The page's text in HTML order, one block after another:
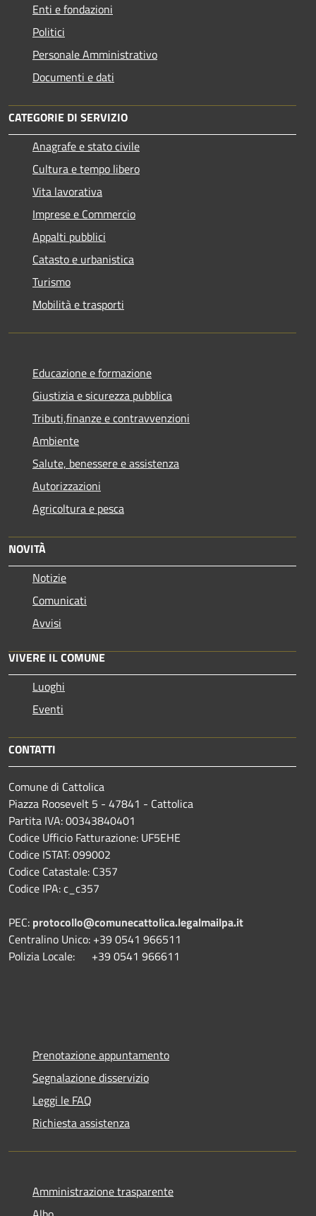
Enti e fondazioni
Politici
Personale Amministrativo
Documenti e dati
CATEGORIE DI SERVIZIO
Anagrafe e stato civile
Cultura e tempo libero
Vita lavorativa
Imprese e Commercio
Appalti pubblici
Catasto e urbanistica
Turismo
Mobilità e trasporti
Educazione e formazione
Giustizia e sicurezza pubblica
Tributi,finanze e contravvenzioni
Ambiente
Salute, benessere e assistenza
Autorizzazioni
Agricoltura e pesca
NOVITÀ
Notizie
Comunicati
Avvisi
VIVERE IL COMUNE
Luoghi
Eventi
CONTATTI
Comune di Cattolica
Piazza Roosevelt 5 - 47841 - Cattolica
Partita IVA: 00343840401
Codice Ufficio Fatturazione: UF5EHE
Codice ISTAT: 099002
Codice Catastale: C357
Codice IPA: c_c357
PEC: protocollo@comunecattolica.legalmailpa.it
Centralino Unico: +39 0541 966511
Polizia Locale: +39 0541 966611
Prenotazione appuntamento
Segnalazione disservizio
Leggi le FAQ
Richiesta assistenza
Amministrazione trasparente